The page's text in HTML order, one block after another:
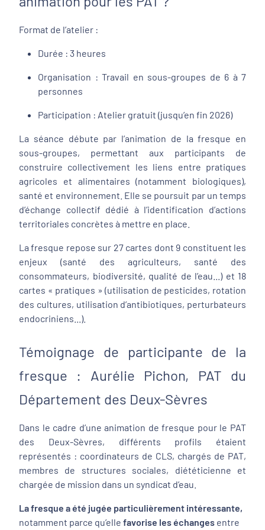
Format de l’atelier :
Durée : 3 heures
Organisation : Travail en sous-groupes de 6 à 7
personnes
Participation : Atelier gratuit (jusqu’en fin 2026)
La séance débute par l’animation de la fresque en
sous-groupes, permettant aux participants de
construire collectivement les liens entre pratiques
agricoles et alimentaires (notamment biologiques),
santé et environnement. Elle se poursuit par un temps
d’échange collectif dédié à l’identification d’actions
territoriales concrètes à mettre en place.
La fresque repose sur 27 cartes dont 9 constituent les
enjeux (santé des agriculteurs, santé des
consommateurs, biodiversité, qualité de l’eau...) et 18
cartes « pratiques » (utilisation de pesticides, rotation
des cultures, utilisation d’antibiotiques, perturbateurs
endocriniens...).
Témoignage de participante de la
fresque : Aurélie Pichon, PAT du
Département des Deux-Sèvres
Dans le cadre d’une animation de fresque pour le PAT
des Deux-Sèvres, différents profils étaient
représentés : coordinateurs de CLS, chargés de PAT,
membres de structures sociales, diététicienne et
chargée de mission dans un syndicat d’eau.
La fresque a été jugée particulièrement intéressante,
notamment parce qu’elle favorise les échanges entre